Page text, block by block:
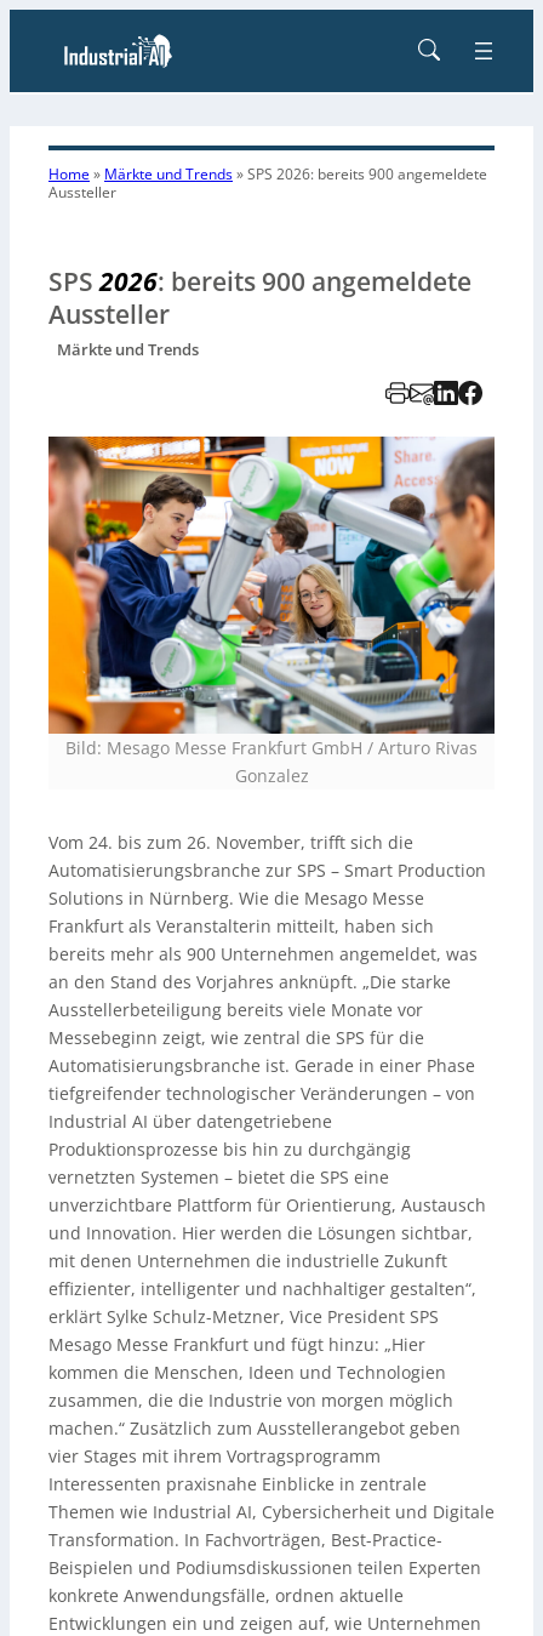
Home» Märkte und Trends»SPS 2026: bereits 900 angemeldete
Aussteller
SPS2026: bereits 900 angemeldete
Aussteller
Märkte und Trends
Bild: Mesago Messe Frankfurt GmbH / Arturo Rivas
Gonzalez
Vom 24. bis zum 26. November, trifft sich die
Automatisierungsbranche zur SPS – Smart Production
Solutions in Nürnberg. Wie die Mesago Messe
Frankfurt als Veranstalterin mitteilt, haben sich
bereits mehr als 900 Unternehmen angemeldet, was
an den Stand des Vorjahres anknüpft. „Die starke
Ausstellerbeteiligung bereits viele Monate vor
Messebeginn zeigt, wie zentral die SPS für die
Automatisierungsbranche ist. Gerade in einer Phase
tiefgreifender technologischer Veränderungen – von
Industrial AI über datengetriebene
Produktionsprozesse bis hin zu durchgängig
vernetzten Systemen – bietet die SPS eine
unverzichtbare Plattform für Orientierung, Austausch
und Innovation. Hier werden die Lösungen sichtbar,
mit denen Unternehmen die industrielle Zukunft
effizienter, intelligenter und nachhaltiger gestalten“,
erklärt Sylke Schulz-Metzner, Vice President SPS
Mesago Messe Frankfurt und fügt hinzu: „Hier
kommen die Menschen, Ideen und Technologien
zusammen, die die Industrie von morgen möglich
machen.“ Zusätzlich zum Ausstellerangebot geben
vier Stages mit ihrem Vortragsprogramm
Interessenten praxisnahe Einblicke in zentrale
Themen wie Industrial AI, Cybersicherheit und Digitale
Transformation. In Fachvorträgen, Best-Practice-
Beispielen und Podiumsdiskussionen teilen Experten
konkrete Anwendungsfälle, ordnen aktuelle
Entwicklungen ein und zeigen auf, wie Unternehmen